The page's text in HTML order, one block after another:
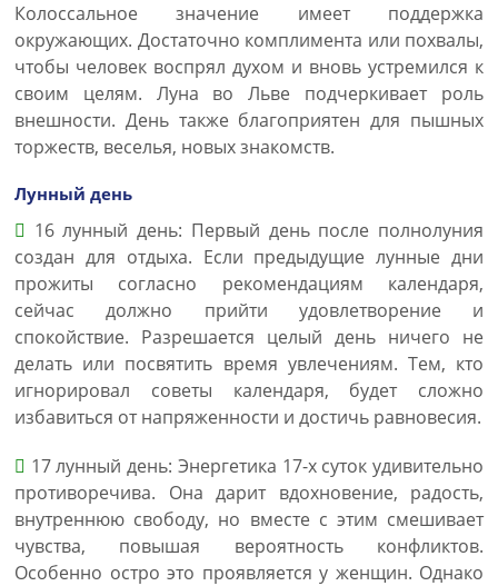
Колоссальное значение имеет поддержка
окружающих. Достаточно комплимента или похвалы,
чтобы человек воспрял духом и вновь устремился к
своим целям. Луна во Льве подчеркивает роль
внешности. День также благоприятен для пышных
торжеств, веселья, новых знакомств.
Лунный день
16 лунный день: Первый день после полнолуния
создан для отдыха. Если предыдущие лунные дни
прожиты согласно рекомендациям календаря,
сейчас должно прийти удовлетворение и
спокойствие. Разрешается целый день ничего не
делать или посвятить время увлечениям. Тем, кто
игнорировал советы календаря, будет сложно
избавиться от напряженности и достичь равновесия.
17 лунный день: Энергетика 17-х суток удивительно
противоречива. Она дарит вдохновение, радость,
внутреннюю свободу, но вместе с этим смешивает
чувства, повышая вероятность конфликтов.
Особенно остро это проявляется у женщин. Однако